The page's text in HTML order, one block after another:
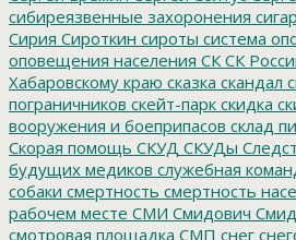
сибиреязвенные захоронения
Сирия Сироткин сироты система
оповещения населения СК СК
Хабаровскому краю сказка скандал
пограничников скейт-парк скидка
вооружения и боеприпасов склад
Скорая помощь СКУД СКУДы
будущих медиков служебная
собаки смертность смертность
рабочем месте СМИ Смидович
смотровая площадка СМП снег